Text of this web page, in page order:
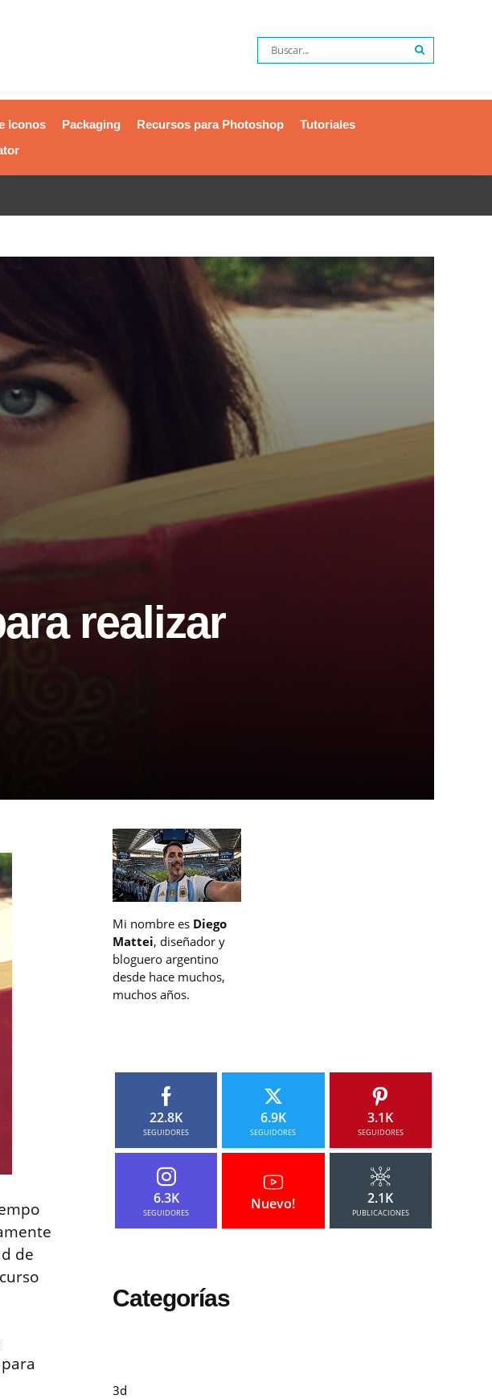
Iconos Packaging Recursos para Photoshop
Tutoriales
realizar
de
Mi nombre es Diego
Mattei, diseñador y
bloguero argentino
desde hace muchos,
muchos años.
22.8K
SEGUIDORES
6.9K
SEGUIDORES
3.1K
SEGUIDORES
6.3K
SEGUIDORES
Nuevo! 2.1K
PUBLICACIONES
Categorías
3d